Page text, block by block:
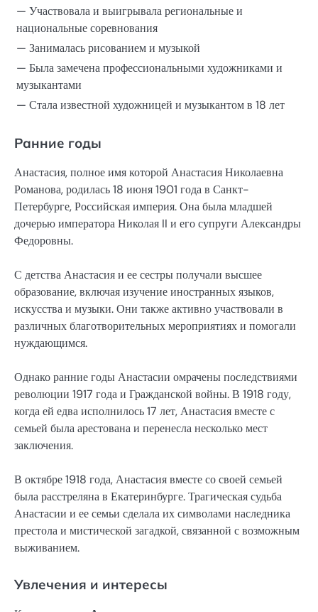
— Участвовала и выигрывала региональные и
национальные соревнования
— Занималась рисованием и музыкой
— Была замечена профессиональными художниками и
музыкантами
— Стала известной художницей и музыкантом в 18 лет
Ранние годы
Анастасия, полное имя которой Анастасия Николаевна
Романова, родилась 18 июня 1901 года в Санкт-
Петербурге, Российская империя. Она была младшей
дочерью императора Николая II и его супруги Александры
Федоровны.
С детства Анастасия и ее сестры получали высшее
образование, включая изучение иностранных языков,
искусства и музыки. Они также активно участвовали в
различных благотворительных мероприятиях и помогали
нуждающимся.
Однако ранние годы Анастасии омрачены последствиями
революции 1917 года и Гражданской войны. В 1918 году,
когда ей едва исполнилось 17 лет, Анастасия вместе с
семьей была арестована и перенесла несколько мест
заключения.
В октябре 1918 года, Анастасия вместе со своей семьей
была расстреляна в Екатеринбурге. Трагическая судьба
Анастасии и ее семьи сделала их символами наследника
престола и мистической загадкой, связанной с возможным
выживанием.
Увлечения и интересы